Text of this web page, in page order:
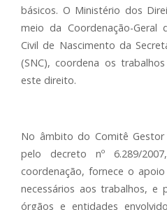
básicos. O Ministério dos
meio da Coordenação-Geral
Civil de Nascimento da
(SNC), coordena os
este direito.
No âmbito do Comitê Gestor
pelo decreto nº 6.289/
coordenação, fornece o
necessários aos trabalhos, e
órgãos e entidades